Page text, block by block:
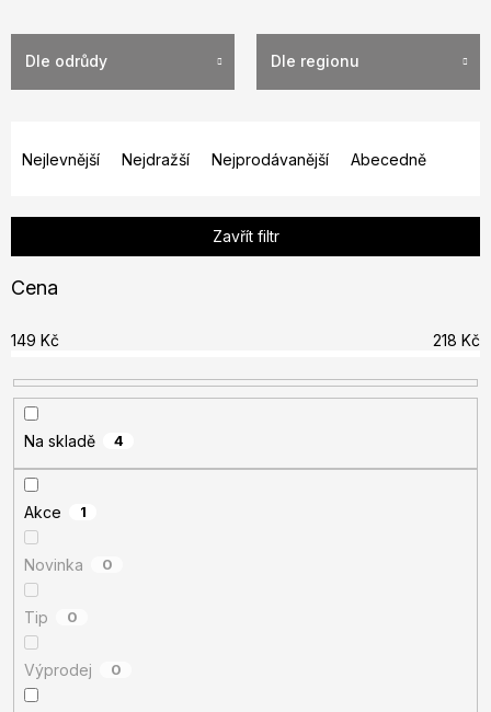
Dle odrůdy Dle regionu
a
e
n
í
p
r
d
u
t
Nejlevnější Nejdražší Nejprodávanější Abecedně
Zavřít filtr
Cena
149 Kč 218 Kč
Na skladě 4
Akce 1
Novinka 0
Tip 0
Výprodej 0